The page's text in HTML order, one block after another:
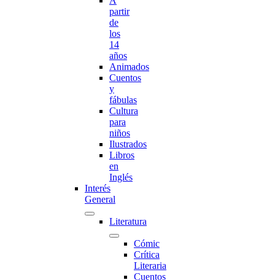
partir
de
los
14
años
Animados
Cuentos
y
fábulas
Cultura
para
niños
Ilustrados
Libros
en
Inglés
Interés
General
Literatura
Cómic
Crítica
Literaria
Cuentos